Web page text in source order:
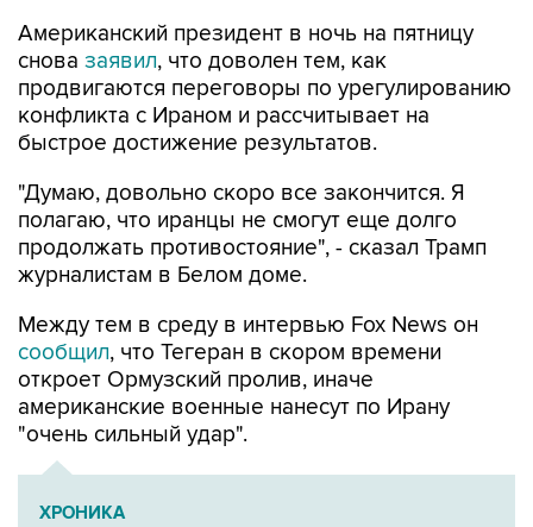
Американский президент в ночь на пятницу
снова заявил, что доволен тем, как
продвигаются переговоры по урегулированию
конфликта с Ираном и рассчитывает на
быстрое достижение результатов.
"Думаю, довольно скоро все закончится. Я
полагаю, что иранцы не смогут еще долго
продолжать противостояние", - сказал Трамп
журналистам в Белом доме.
Между тем в среду в интервью Fox News он
сообщил, что Тегеран в скором времени
откроет Ормузский пролив, иначе
американские военные нанесут по Ирану
"очень сильный удар".
ХРОНИКА